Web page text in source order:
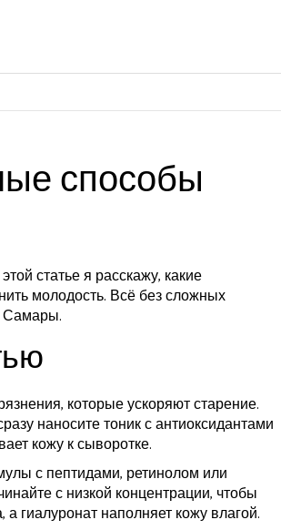
способы
статье я расскажу, какие
молодость. Всё без сложных
Самары.
которые ускоряют старение.
наносите тоник с антиоксидантами
кожу к сыворотке.
с пептидами, ретинолом или
с низкой концентрации, чтобы
гиалуронат наполняет кожу влагой.